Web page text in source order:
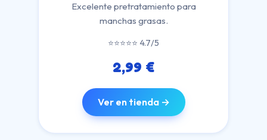
Excelente pretratamiento para
manchas grasas.
⭐⭐⭐⭐⭐ 4.7/5
2,99 €
Ver en tienda →